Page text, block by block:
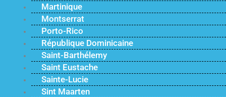
Martinique
Montserrat
Porto-Rico
République Dominicaine
Saint-Barthélemy
Saint Eustache
Sainte-Lucie
Sint Maarten